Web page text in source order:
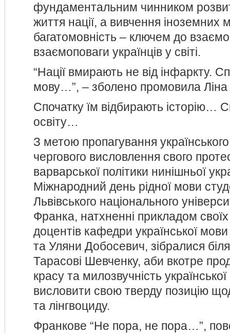
фундаментальним чинником
життя нації, а вивчення іноземних
багатомовність – ключем до
взаємоповаги українців у світі.
“Нації вмирають не від інфаркту.
мову…”, – зболено промовила Ліна
Спочатку їм відбирають історію…
освіту…
З метою пропагування
чергового висловлення свого
варварської політики нинішньої
Міжнародний день рідної мови
Львівського національного
Франка, натхненні прикладом
доцентів кафедри української
та Уляни Добосевич, зібралися
Тарасові Шевченку, аби вкотре
красу та милозвучність
висловити свою тверду позицію
та лінгвоциду.
Франкове “Не пора, не пора…”,